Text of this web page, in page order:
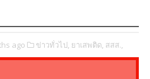
ago ข่าวทั่วไป, ยาเสพติด, สสส.,